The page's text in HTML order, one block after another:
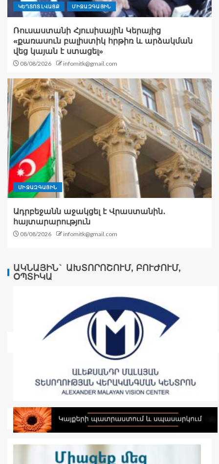
ԿԵՂՏՈՏ ԼՎԱՑՔ ՄԻՋԱԶԳԱՅԻՆ
Ռուսաստանի Հյուսիսային Կերայից
«քառասուն բալիստիկ հրթիռ և արձակման
վեց կայան է ստացել»
08/08/2026 infomitk@gmail.com
ՄԻՋԱԶԳԱՅԻՆ
Ադրբեջանն աջակցել է Վրաստանին․
հայտարարություն
08/08/2026 infomitk@gmail.com
ԱԿՆԱՅԻՆ` ԱԽՏՈՐՈՇՈՒՄ, ԲՈՒԺՈՒՄ,
ՕՊՏԻԿԱ